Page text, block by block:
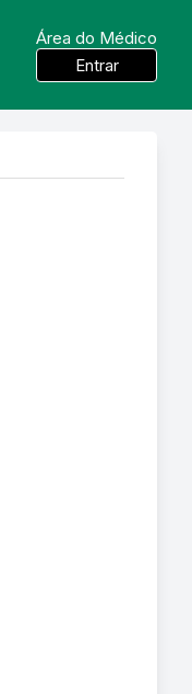
Área do Médico
Entrar